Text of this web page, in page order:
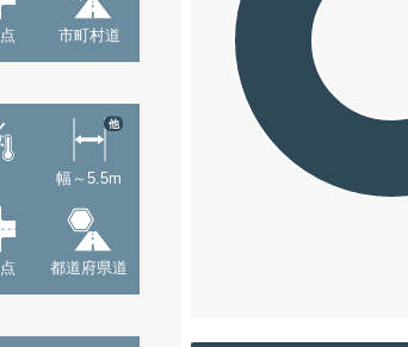
市町村道
幅～5.5m
他
都道府県道